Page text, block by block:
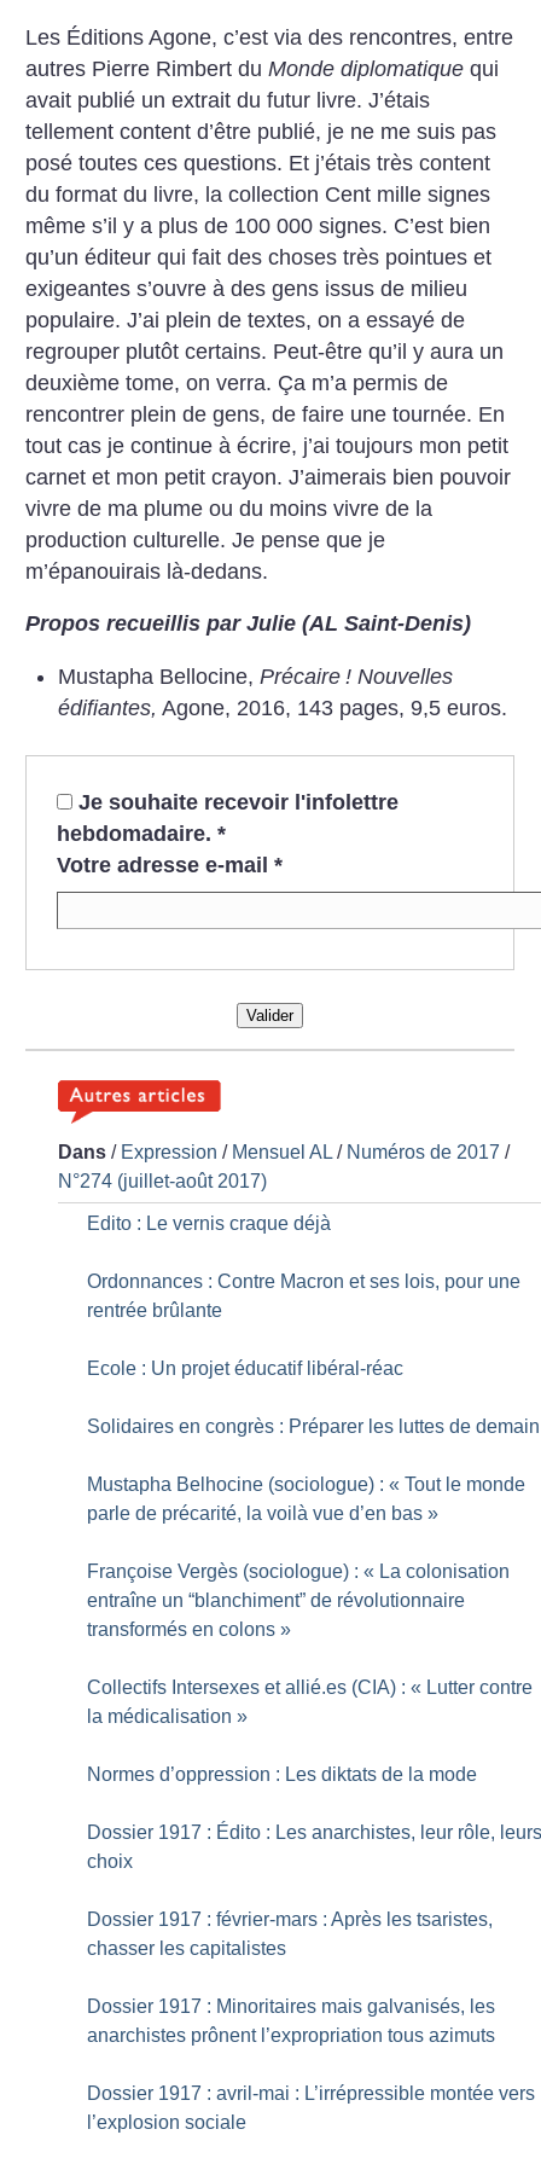
Les Éditions Agone, c’est via des rencontres, entre
autres Pierre Rimbert duMonde diplomatique qui
avait publié un extrait du futur livre. J’étais
tellement content d’être publié, je ne me suis pas
posé toutes ces questions. Et j’étais très content
du format du livre, la collection Cent mille signes
même s’il y a plus de 100 000 signes. C’est bien
qu’un éditeur qui fait des choses très pointues et
exigeantes s’ouvre à des gens issus de milieu
populaire. J’ai plein de textes, on a essayé de
regrouper plutôt certains. Peut-être qu’il y aura un
deuxième tome, on verra. Ça m’a permis de
rencontrer plein de gens, de faire une tournée. En
tout cas je continue à écrire, j’ai toujours mon petit
carnet et mon petit crayon. J’aimerais bien pouvoir
vivre de ma plume ou du moins vivre de la
production culturelle. Je pense que je
m’épanouirais là-dedans.
Propos recueillis par Julie (AL Saint-Denis)
Mustapha Bellocine, Précaire ! Nouvelles
édifiantes, Agone, 2016, 143 pages, 9,5 euros.
Je souhaite recevoir l'infolettre
hebdomadaire. *
Votre adresse e-mail *
Valider
Dans / Expression / Mensuel AL / Numéros de 2017 /
N°274 (juillet-août 2017)
Edito : Le vernis craque déjà
Ordonnances : Contre Macron et ses lois, pour une
rentrée brûlante
Ecole : Un projet éducatif libéral-réac
Solidaires en congrès : Préparer les luttes de demain
Mustapha Belhocine (sociologue) : « Tout le monde
parle de précarité, la voilà vue d’en bas »
Françoise Vergès (sociologue) : « La colonisation
entraîne un “blanchiment” de révolutionnaire
transformés en colons »
Collectifs Intersexes et allié.es (CIA) : « Lutter contre
la médicalisation »
Normes d’oppression : Les diktats de la mode
Dossier 1917 : Édito : Les anarchistes, leur rôle,
choix
Dossier 1917 : février-mars : Après les tsaristes,
chasser les capitalistes
Dossier 1917 : Minoritaires mais galvanisés, les
anarchistes prônent l’expropriation tous azimuts
Dossier 1917 : avril-mai : L’irrépressible montée vers
l’explosion sociale